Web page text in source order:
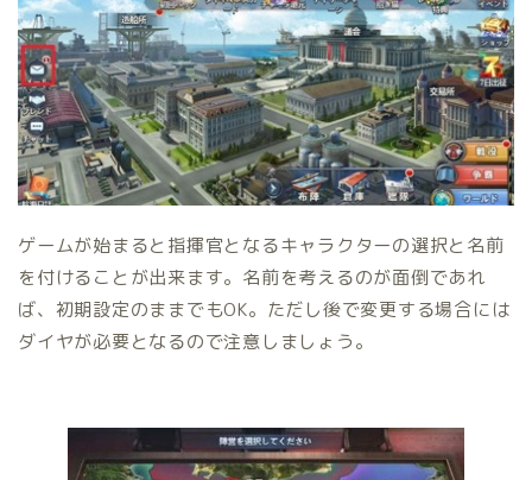
ゲームが始まると指揮官となるキャラクターの選択と名前
を付けることが出来ます。名前を考えるのが面倒であれ
ば、初期設定のままでもOK。ただし後で変更する場合には
ダイヤが必要となるので注意しましょう。